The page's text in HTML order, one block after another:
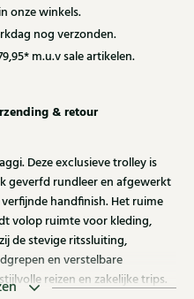
onze winkels.
nog verzonden.
m.u.v sale artikelen.
& retour
Deze exclusieve trolley is
geverfd rundleer en afgewerkt
handfinish. Het ruime
volop ruimte voor kleding,
de stevige ritssluiting,
en verstelbare
reizen en zakelijke trips.